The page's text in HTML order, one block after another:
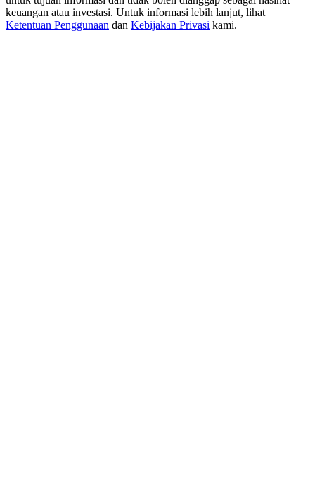
New Listing Futures Fest
keuangan atau investasi. Untuk informasi lebih lanjut, lihat
Ketentuan Penggunaan dan Kebijakan Privasi kami.